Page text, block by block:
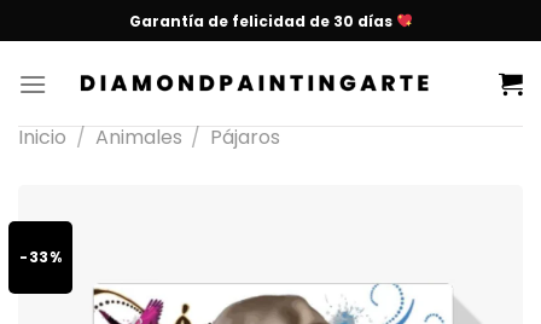
Garantía de felicidad de 30 días
Inicio / Animales / Pájaros
-33%